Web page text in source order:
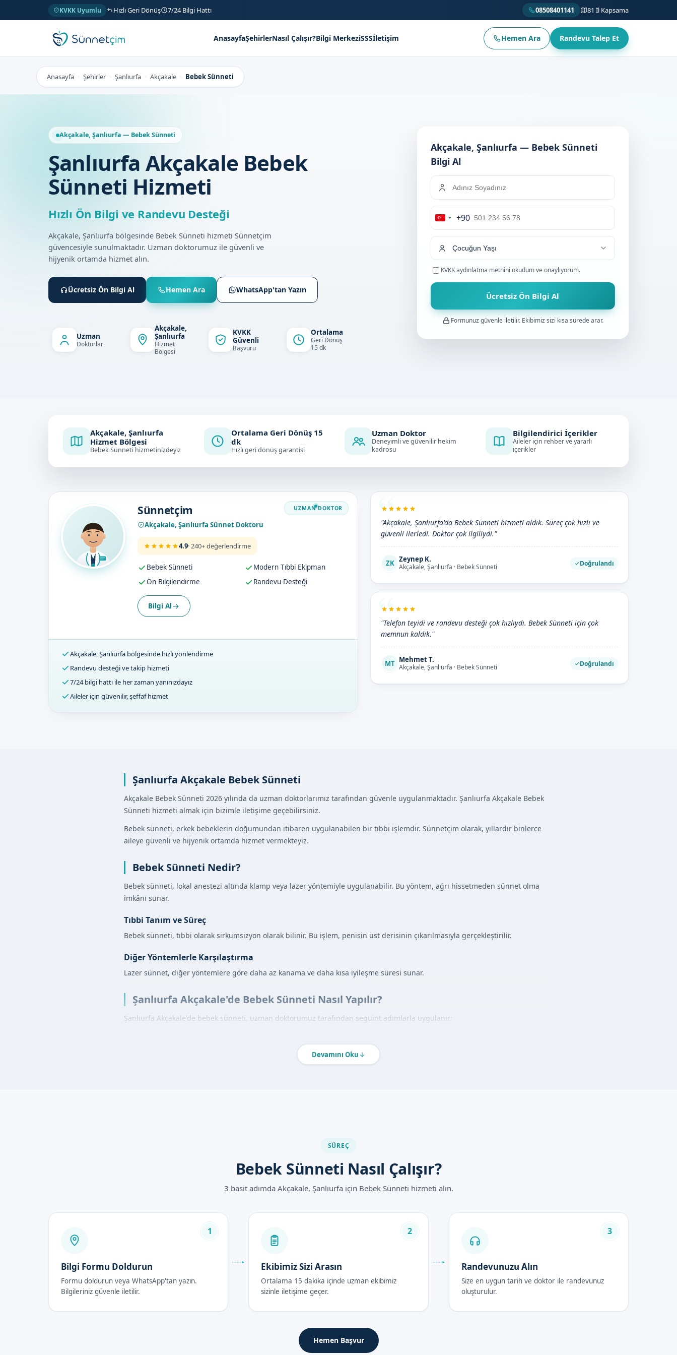
KVKK Uyumlu Hızlı Geri Dönüş 7/24 Bilgi Hattı 08508401141 81 İl Kapsama
AnasayfaŞehirlerNasıl Çalışır?Bilgi MerkeziSSSİletişim Hemen Ara Randevu Talep Et
Anasayfa > Şehirler > Şanlıurfa > Akçakale > Bebek Sünneti
Akçakale, Şanlıurfa — Bebek Sünneti
Şanlıurfa Akçakale Bebek
Sünneti Hizmeti
Hızlı Ön Bilgi ve Randevu Desteği
Akçakale, Şanlıurfa bölgesinde Bebek Sünneti hizmeti Sünnetçim
güvencesiyle sunulmaktadır. Uzman doktorumuz ile güvenli ve
hijyenik ortamda hizmet alın.
Ücretsiz Ön Bilgi Al Hemen Ara WhatsApp'tan Yazın
Uzman
Doktorlar
Akçakale,
Şanlıurfa
Hizmet
Bölgesi
KVKK
Güvenli
Başvuru
Ortalama
Geri Dönüş
15 dk
Akçakale, Şanlıurfa — Bebek Sünneti
Bilgi Al
Turkey
+90
+90
KVKK aydınlatma metnini okudum ve onaylıyorum.
Ücretsiz Ön Bilgi Al
Formunuz güvenle iletilir. Ekibimiz sizi kısa sürede arar.
Akçakale, Şanlıurfa
Hizmet Bölgesi
Bebek Sünneti hizmetinizdeyiz
Ortalama Geri Dönüş 15
dk
Hızlı geri dönüş garantisi
Uzman Doktor
Deneyimli ve güvenilir hekim
kadrosu
Bilgilendirici İçerikler
Aileler için rehber ve yararlı
içerikler
DoktorumuzSünnetçim
Akçakale, Şanlıurfa Sünnet Doktoru
4.9· 240+ değerlendirme
Bebek Sünneti
Modern Tıbbi Ekipman
Ön Bilgilendirme
Randevu Desteği
Bilgi Al
Akçakale, Şanlıurfa bölgesinde hızlı yönlendirme
Randevu desteği ve takip hizmeti
7/24 bilgi hattı ile her zaman yanınızdayız
Aileler için güvenilir, şeffaf hizmet
"Akçakale, Şanlıurfa'da Bebek Sünneti hizmeti aldık. Süreç çok hızlı ve
güvenli ilerledi. Doktor çok ilgiliydi."
ZK Zeynep K.
Akçakale, Şanlıurfa · Bebek Sünneti Doğrulandı
"Telefon teyidi ve randevu desteği çok hızlıydı. Bebek Sünneti için çok
memnun kaldık."
MT Mehmet T.
Akçakale, Şanlıurfa · Bebek Sünneti Doğrulandı
Şanlıurfa Akçakale Bebek Sünneti
Akçakale Bebek Sünneti 2026 yılında da uzman doktorlarımız tarafından güvenle uygulanmaktadır. Şanlıurfa Akçakale Bebek
Sünneti hizmeti almak için bizimle iletişime geçebilirsiniz.
Bebek sünneti, erkek bebeklerin doğumundan itibaren uygulanabilen bir tıbbi işlemdir. Sünnetçim olarak, yıllardır binlerce
aileye güvenli ve hijyenik ortamda hizmet vermekteyiz.
Bebek Sünneti Nedir?
Bebek sünneti, lokal anestezi altında klamp veya lazer yöntemiyle uygulanabilir. Bu yöntem, ağrı hissetmeden sünnet olma
imkânı sunar.
Tıbbi Tanım ve Süreç
Bebek sünneti, tıbbi olarak sirkumsizyon olarak bilinir. Bu işlem, penisin üst derisinin çıkarılmasıyla gerçekleştirilir.
Diğer Yöntemlerle Karşılaştırma
Lazer sünnet, diğer yöntemlere göre daha az kanama ve daha kısa iyileşme süresi sunar.
Şanlıurfa Akçakale'de Bebek Sünneti Nasıl Yapılır?
Şanlıurfa Akçakale'de bebek sünneti, uzman doktorumuz tarafından seguint adımlarla uygulanır:
Klamp veya lazer yöntemiyle sünnet işlemi gerçekleştirilir.
Güvenli ve hijyenik ortamda uygulanır.
Bebek Sünneti Fiyatları 2026
değişebilir. Randevu formumuzdan bize ulaşarak fiyat bilgileri alabilirsiniz.
Bebek Sünneti Sonrası Bakım Rehberi
İlk 48 Saat
İlk 48 saatte, bebek sünneti sonrası bakımı önemlidir. Bebeğin penis bölgesini temiz tutmak ve Necessary ilaçları uygulamak
İyileşme süreci, applied yönteme göre değişebilir. Genel olarak, 1-2 hafta içinde iyileşme süreci tamamlanır.
Devamını Oku
SÜREÇ
Bebek Sünneti Nasıl Çalışır?
3 basit adımda Akçakale, Şanlıurfa için Bebek Sünneti hizmeti alın.
1
Bilgi Formu Doldurun
Formu doldurun veya WhatsApp'tan yazın.
Bilgileriniz güvenle iletilir.
2
Ekibimiz Sizi Arasın
Ortalama 15 dakika içinde uzman ekibimiz
sizinle iletişime geçer.
3
Randevunuzu Alın
Size en uygun tarih ve doktor ile randevunuz
oluşturulur.
Hemen Başvur